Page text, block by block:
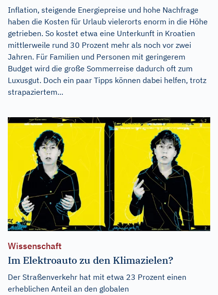
Inflation, steigende Energiepreise und hohe Nachfrage
haben die Kosten für Urlaub vielerorts enorm in die Höhe
getrieben. So kostet etwa eine Unterkunft in Kroatien
mittlerweile rund 30 Prozent mehr als noch vor zwei
Jahren. Für Familien und Personen mit geringerem
Budget wird die große Sommerreise dadurch oft zum
Luxusgut. Doch ein paar Tipps können dabei helfen, trotz
strapaziertem...
Wissenschaft
Im Elektroauto zu den Klimazielen?
Der Straßenverkehr hat mit etwa 23 Prozent einen
erheblichen Anteil an den globalen